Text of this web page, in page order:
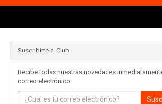
Suscribirte al Club
Recibe todas nuestras novedades
correo electrónico.